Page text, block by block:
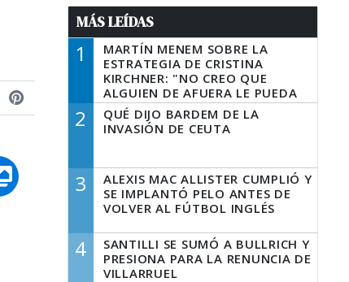
MÁS LEÍDAS
1
MARTÍN MENEM SOBRE LA
ESTRATEGIA DE CRISTINA
KIRCHNER: "NO CREO QUE
ALGUIEN DE AFUERA LE PUEDA
DECIR A LA JUSTICIA LO QUE
TIENE QUE HACER"
2
QUÉ DIJO BARDEM DE LA
INVASIÓN DE CEUTA
3
ALEXIS MAC ALLISTER CUMPLIÓ Y
SE IMPLANTÓ PELO ANTES DE
VOLVER AL FÚTBOL INGLÉS
4
SANTILLI SE SUMÓ A BULLRICH Y
PRESIONA PARA LA RENUNCIA DE
VILLARRUEL